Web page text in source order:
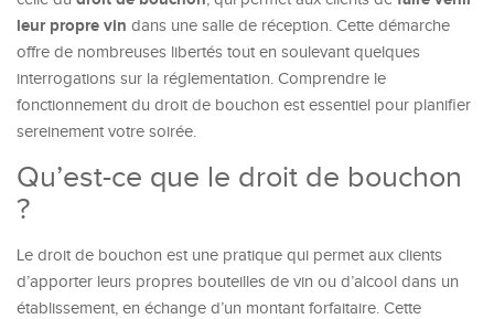
leur propre vin dans une salle de réception. Cette démarche
offre de nombreuses libertés tout en soulevant quelques
interrogations sur la réglementation. Comprendre le
fonctionnement du droit de bouchon est essentiel pour planifier
sereinement votre soirée.
Qu’est-ce que le droit de bouchon
?
Le droit de bouchon est une pratique qui permet aux clients
d’apporter leurs propres bouteilles de vin ou d’alcool dans un
établissement, en échange d’un montant forfaitaire. Cette